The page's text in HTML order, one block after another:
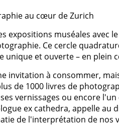
au cœur de Zurich
expositions muséales avec
Ce cercle
et ouverte – en plein
invitation à consommer,
de 1000 livres de
vernissages ou encore
ex cathedra, appelle au
de l'interprétation de nos